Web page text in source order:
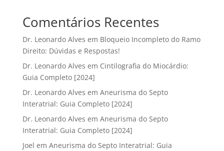
Comentários Recentes
Dr. Leonardo Alves em Bloqueio Incompleto do Ramo
Direito: Dúvidas e Respostas!
Dr. Leonardo Alves em Cintilografia do Miocárdio:
Guia Completo [2024]
Dr. Leonardo Alves em Aneurisma do Septo
Interatrial: Guia Completo [2024]
Dr. Leonardo Alves em Aneurisma do Septo
Interatrial: Guia Completo [2024]
Joel em Aneurisma do Septo Interatrial: Guia